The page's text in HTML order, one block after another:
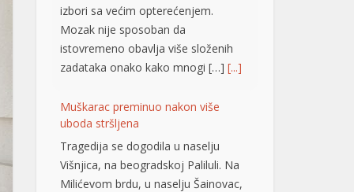
izbori sa većim opterećenjem.
Mozak nije sposoban da
istovremeno obavlja više složenih
zadataka onako kako mnogi […] [...]
Muškarac preminuo nakon više
uboda stršljena
Tragedija se dogodila u naselju
Višnjica, na beogradskoj Paliluli. Na
Milićevom brdu, u naselju Šainovac,